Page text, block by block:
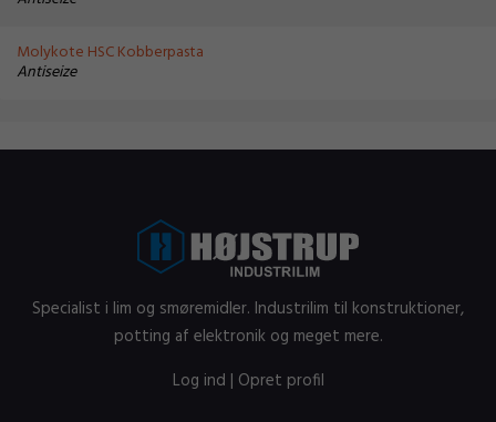
Molykote HSC Kobberpasta
Antiseize
Specialist i lim og smøremidler. Industrilim til konstruktioner,
potting af elektronik og meget mere.
Log ind | Opret profil